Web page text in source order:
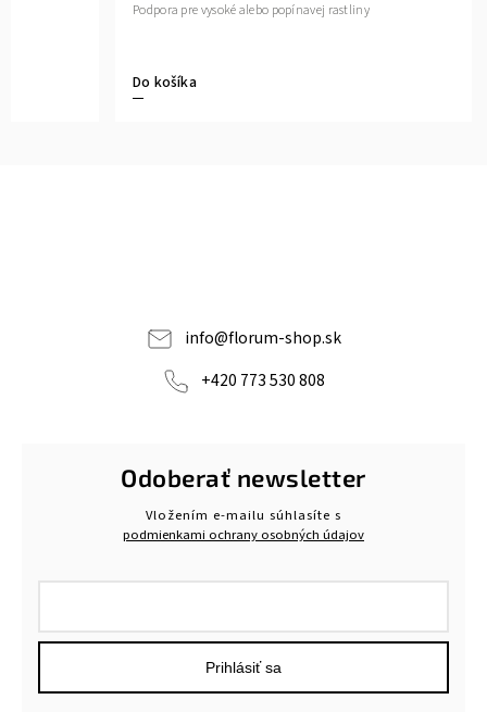
Do košíka
Podpora pre vysoké alebo popínavej rastliny
info@florum-shop.sk
+420 773 530 808
Odoberať newsletter
Vložením e-mailu súhlasíte s
podmienkami ochrany osobných údajov
Prihlásiť sa